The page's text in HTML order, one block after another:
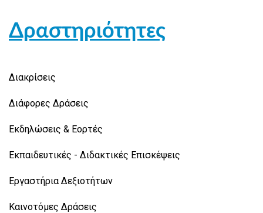
Δραστηριότητες
Διακρίσεις
Διάφορες Δράσεις
Εκδηλώσεις & Εορτές
Εκπαιδευτικές - Διδακτικές Επισκέψεις
Εργαστήρια Δεξιοτήτων
Καινοτόμες Δράσεις